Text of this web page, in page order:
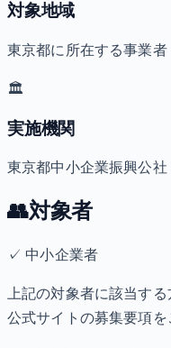
対象地域
東京都に所在する事業者
🏛️
実施機関
東京都中小企業振興公社
👥対象者
✓ 中小企業者
上記の対象者に該当す
公式サイトの募集要項を